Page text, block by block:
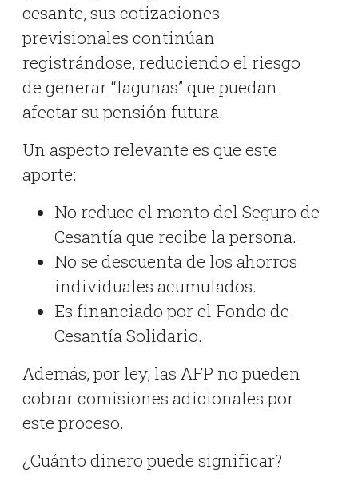
cesante, sus cotizaciones
previsionales continúan
registrándose, reduciendo el riesgo
de generar “lagunas” que puedan
afectar su pensión futura.
Un aspecto relevante es que este
aporte:
No reduce el monto del Seguro de
Cesantía que recibe la persona.
No se descuenta de los ahorros
individuales acumulados.
Es financiado por el Fondo de
Cesantía Solidario.
Además, por ley, las AFP no pueden
cobrar comisiones adicionales por
este proceso.
¿Cuánto dinero puede significar?